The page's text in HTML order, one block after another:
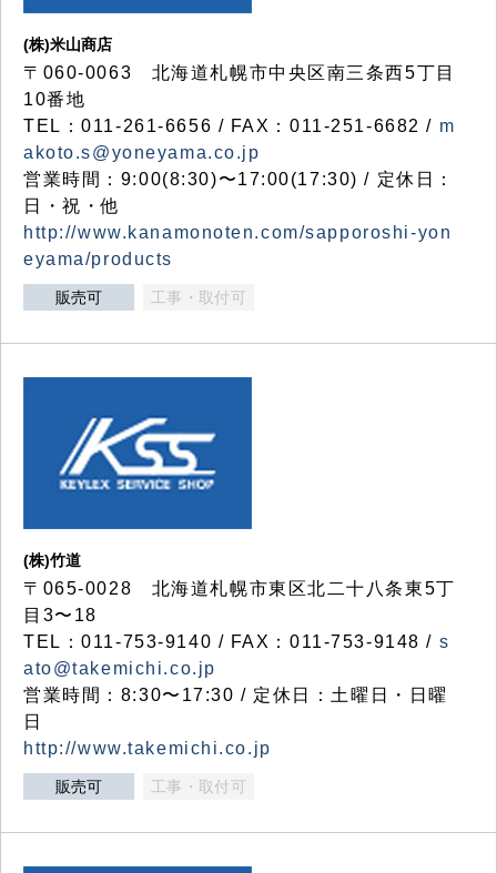
(株)米山商店
〒060-0063 北海道札幌市中央区南三条西5丁目
10番地
TEL：011-261-6656 / FAX：011-251-6682 / m
akoto.s@yoneyama.co.jp
営業時間：9:00(8:30)〜17:00(17:30) / 定休日：
日・祝・他
http://www.kanamonoten.com/sapporoshi-yon
eyama/products
販売可 工事・取付可
(株)竹道
〒065-0028 北海道札幌市東区北二十八条東5丁
目3〜18
TEL：011-753-9140 / FAX：011-753-9148 / s
ato@takemichi.co.jp
営業時間：8:30〜17:30 / 定休日：土曜日・日曜
日
http://www.takemichi.co.jp
販売可 工事・取付可